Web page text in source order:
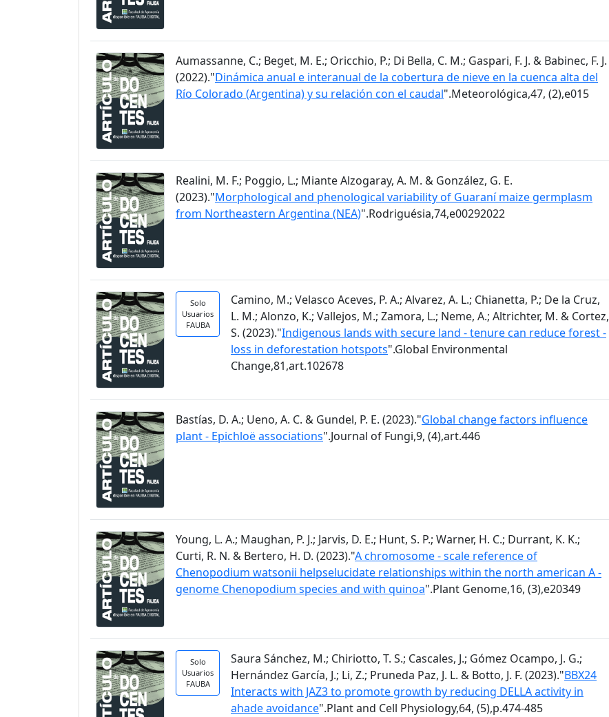
Aumassanne, C.; Beget, M. E.; Oricchio, P.; Di Bella, C. M.; Gaspari, F. J. & Babinec, F. J.
(2022)."Dinámica anual e interanual de la cobertura de nieve en la cuenca alta del
Río Colorado (Argentina) y su relación con el caudal".Meteorológica,47, (2),e015
Realini, M. F.; Poggio, L.; Miante Alzogaray, A. M. & González, G. E.
(2023)."Morphological and phenological variability of Guaraní maize germplasm
from Northeastern Argentina (NEA)".Rodriguésia,74,e00292022
Solo
Usuarios
FAUBA
Camino, M.; Velasco Aceves, P. A.; Alvarez, A. L.; Chianetta, P.; De la Cruz,
L. M.; Alonzo, K.; Vallejos, M.; Zamora, L.; Neme, A.; Altrichter, M. & Cortez,
S. (2023)."Indigenous lands with secure land - tenure can reduce forest -
loss in deforestation hotspots".Global Environmental
Change,81,art.102678
Bastías, D. A.; Ueno, A. C. & Gundel, P. E. (2023)."Global change factors influence
plant - Epichloë associations".Journal of Fungi,9, (4),art.446
Young, L. A.; Maughan, P. J.; Jarvis, D. E.; Hunt, S. P.; Warner, H. C.; Durrant, K. K.;
Curti, R. N. & Bertero, H. D. (2023)."A chromosome - scale reference of
Chenopodium watsonii helpselucidate relationships within the north american A -
genome Chenopodium species and with quinoa".Plant Genome,16, (3),e20349
Solo
Usuarios
FAUBA
Saura Sánchez, M.; Chiriotto, T. S.; Cascales, J.; Gómez Ocampo, J. G.;
Hernández García, J.; Li, Z.; Pruneda Paz, J. L. & Botto, J. F. (2023)."BBX24
Interacts with JAZ3 to promote growth by reducing DELLA activity in
ahade avoidance".Plant and Cell Physiology,64, (5),p.474-485